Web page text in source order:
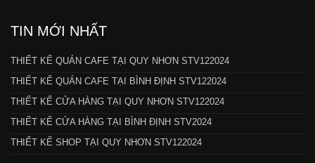
TIN MỚI NHẤT
THIẾT KẾ QUÁN CAFE TẠI QUY NHƠN STV122024
THIẾT KẾ QUÁN CAFE TẠI BÌNH ĐỊNH STV122024
THIẾT KẾ CỬA HÀNG TẠI QUY NHƠN STV122024
THIẾT KẾ CỬA HÀNG TẠI BÌNH ĐỊNH STV2024
THIẾT KẾ SHOP TẠI QUY NHƠN STV122024